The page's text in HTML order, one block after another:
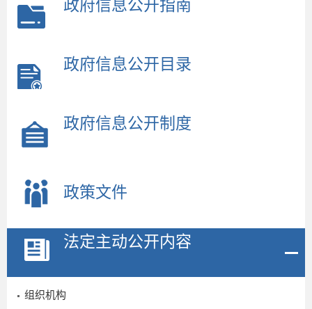
政府信息公开指南
政府信息公开目录
政府信息公开制度
政策文件
法定主动公开内容
组织机构